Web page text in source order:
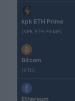
kpk ETH Prime
(KPK ETH PRIME)
Bitcoin
(BTC)
Ethereum